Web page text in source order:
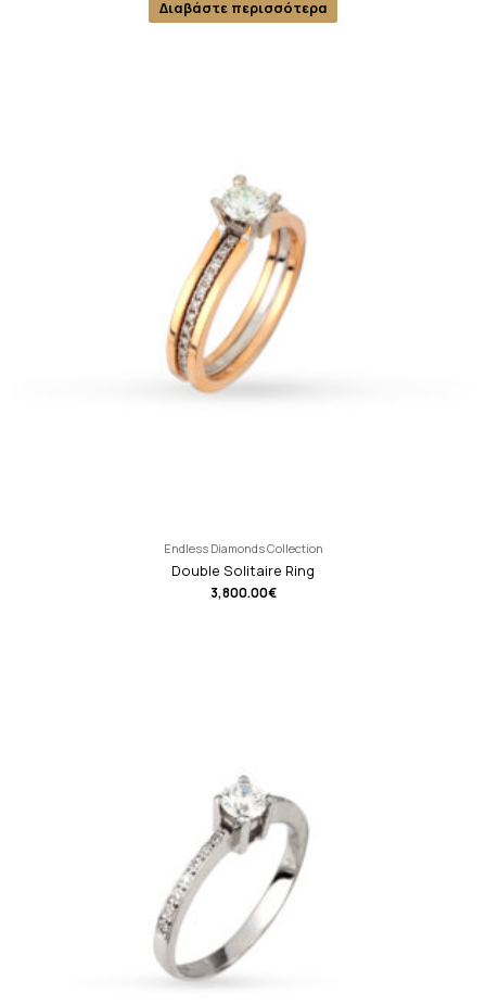
Διαβάστε περισσότερα
Endless Diamonds Collection
Double Solitaire Ring
3,800.00€